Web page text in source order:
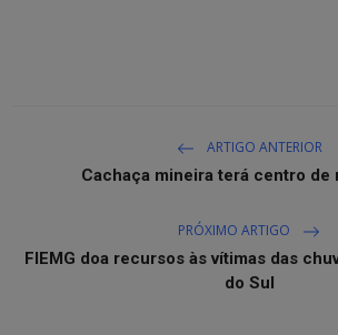
ARTIGO ANTERIOR
Cachaça mineira terá centro de
PRÓXIMO ARTIGO
FIEMG doa recursos às vítimas das
do Sul